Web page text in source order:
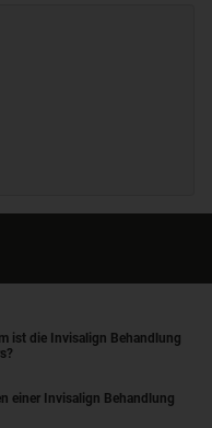
ist die Invisalign Behandlung
einer Invisalign Behandlung